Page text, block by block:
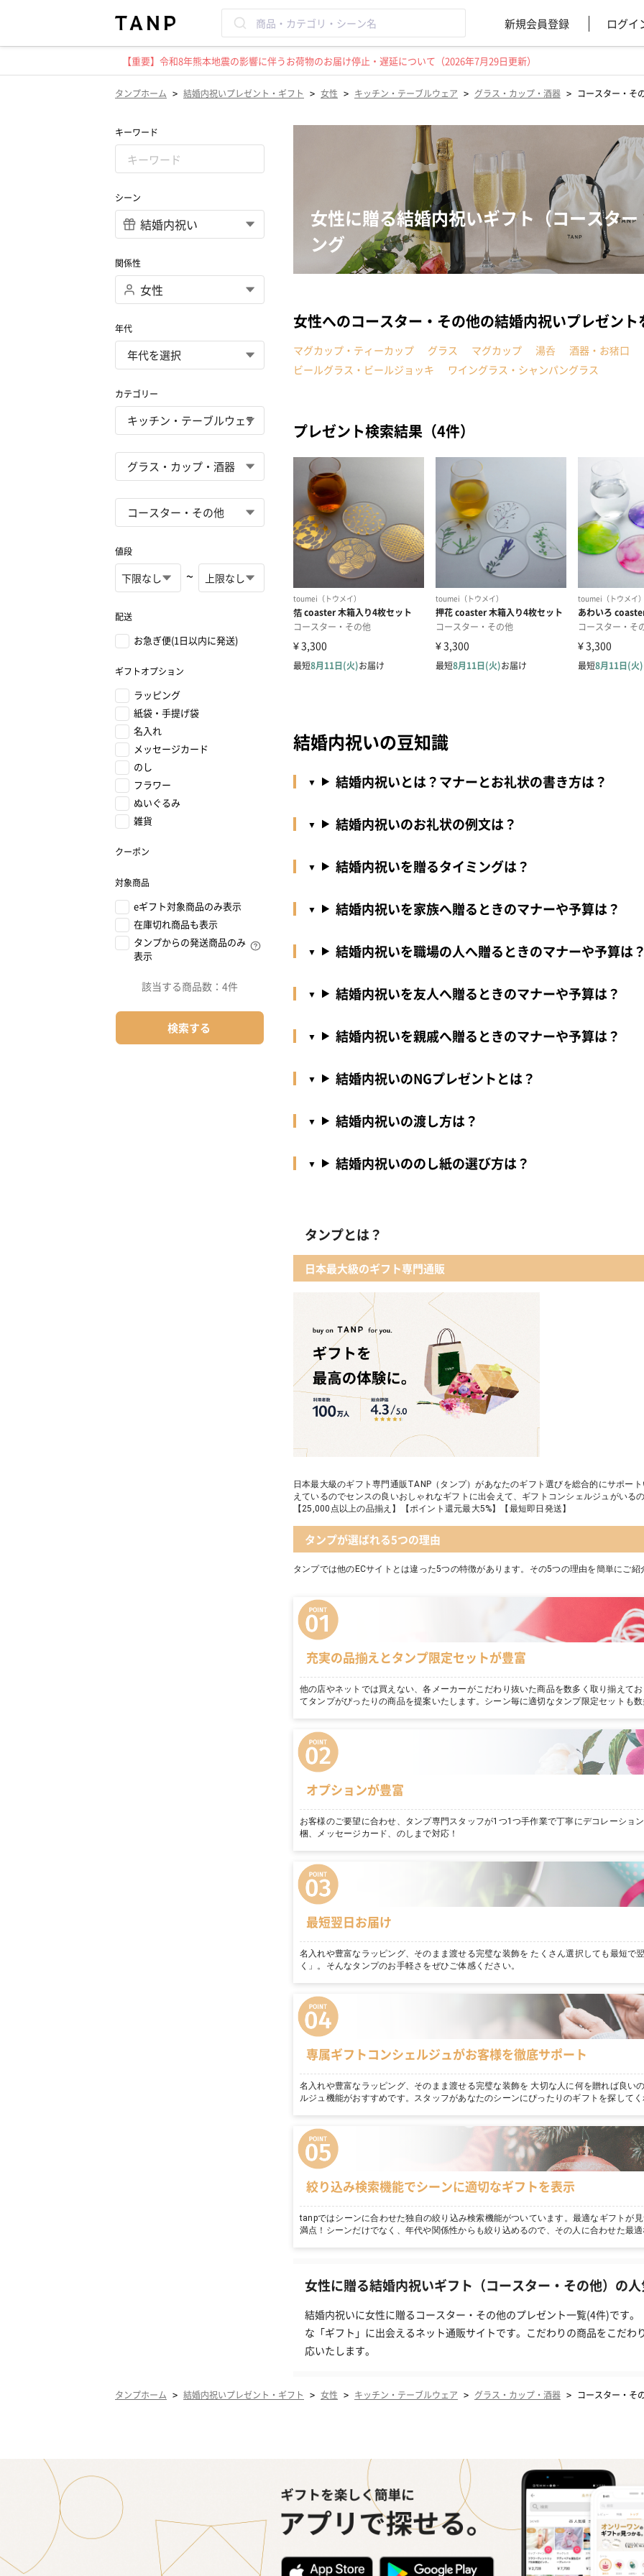
新規会員登録 ログイ
【重要】令和8年熊本地震の影響に伴うお荷物のお届け停止・遅延について（2026年7月29日更新）
タンプホーム > 結婚内祝いプレゼント・ギフト > 女性 > キッチン・テーブルウェア > グラス・カップ・酒器 > コースター・そ
キーワード
シーン
関係性
年代
カテゴリー
値段
~
配送
お急ぎ便(1日以内に発送)
ギフトオプション
ラッピング
紙袋・手提げ袋
名入れ
メッセージカード
のし
フラワー
ぬいぐるみ
雑貨
クーポン
対象商品
eギフト対象商品のみ表示
在庫切れ商品も表示
タンプからの発送商品のみ
表示
該当する商品数： 4件
検索する
女性に贈る結婚内祝いギフト（コースタ
ング
女性へのコースター・その他の結婚内祝いプレゼン
マグカップ・ティーカップ グラス マグカップ 湯呑 酒器・お猪口
ビールグラス・ビールジョッキ
ワイングラス・シャンパングラス
プレゼント検索結果（4件）
結婚内祝いの豆知識
結婚内祝いとは？マナーとお礼状の書き方は？
結婚内祝いのお礼状の例文は？
結婚内祝いを贈るタイミングは？
結婚内祝いを家族へ贈るときのマナーや予算は？
結婚内祝いを職場の人へ贈るときのマナーや予算は
結婚内祝いを友人へ贈るときのマナーや予算は？
結婚内祝いを親戚へ贈るときのマナーや予算は？
結婚内祝いのNGプレゼントとは？
結婚内祝いの渡し方は？
結婚内祝いののし紙の選び方は？
タンプとは？
日本最大級のギフト専門通販
日本最大級のギフト専門通販TANP（タンプ）があなたのギフト選びを総合的にサポー
えているのでセンスの良いおしゃれなギフトに出会えて、ギフトコンシェルジュがいる
【25,000点以上の品揃え】【ポイント還元最大5%】【最短即日発送】
タンプが選ばれる5つの理由
タンプでは他のECサイトとは違った5つの特徴があります。その5つの理由を簡単にご紹
充実の品揃えとタンプ限定セットが豊富
他の店やネットでは買えない、各メーカーがこだわり抜いた商品を数多く取り揃えて
てタンプがぴったりの商品を提案いたします。シーン毎に適切なタンプ限定セットも
オプションが豊富
お客様のご要望に合わせ、タンプ専門スタッフが1つ1つ手作業で丁寧にデコレーショ
梱、メッセージカード、のしまで対応！
最短翌日お届け
名入れや豊富なラッピング、そのまま渡せる完璧な装飾を たくさん選択しても最短で
く」。そんなタンプのお手軽さをぜひご体感ください。
専属ギフトコンシェルジュがお客様を徹底サポート
名入れや豊富なラッピング、そのまま渡せる完璧な装飾を 大切な人に何を贈れば良い
ルジュ機能がおすすめです。スタッフがあなたのシーンにぴったりのギフトを探して
絞り込み検索機能でシーンに適切なギフトを表示
tanpではシーンに合わせた独自の絞り込み検索機能がついています。最適なギフトが
満点！シーンだけでなく、年代や関係性からも絞り込めるので、その人に合わせた最
女性に贈る結婚内祝いギフト（コースター・その他）の
結婚内祝いに女性に贈るコースター・その他のプレゼント一覧(4件)です
な「ギフト」に出会えるネット通販サイトです。こだわりの商品をこだ
応いたします。
タンプホーム > 結婚内祝いプレゼント・ギフト > 女性 > キッチン・テーブルウェア > グラス・カップ・酒器 > コースター・そ